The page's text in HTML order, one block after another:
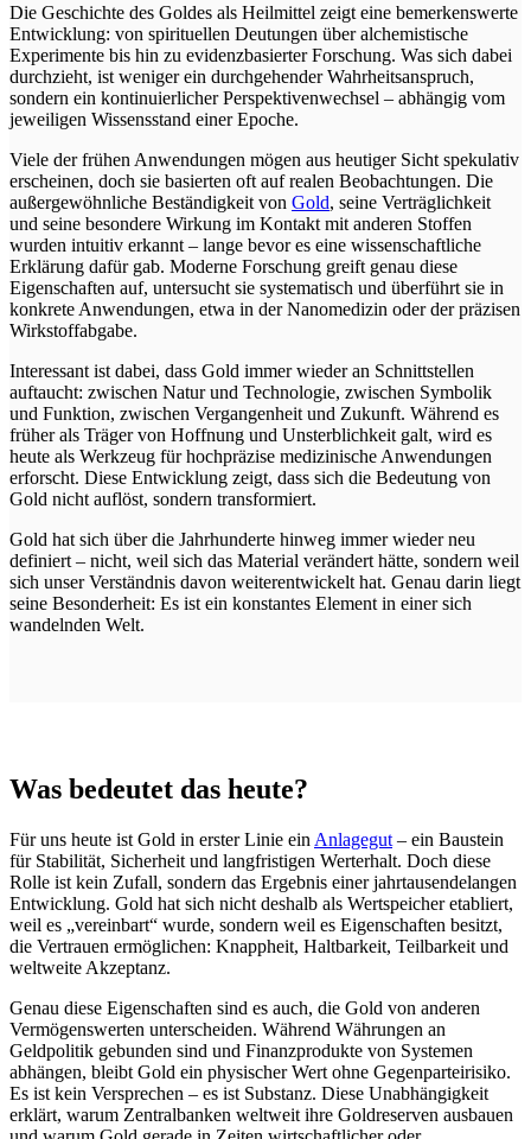
Die Geschichte des Goldes als Heilmittel zeigt eine bemerkenswerte
Entwicklung: von spirituellen Deutungen über alchemistische
Experimente bis hin zu evidenzbasierter Forschung. Was sich dabei
durchzieht, ist weniger ein durchgehender Wahrheitsanspruch,
sondern ein kontinuierlicher Perspektivenwechsel – abhängig vom
jeweiligen Wissensstand einer Epoche.
Viele der frühen Anwendungen mögen aus heutiger Sicht spekulativ
erscheinen, doch sie basierten oft auf realen Beobachtungen. Die
außergewöhnliche Beständigkeit von Gold, seine Verträglichkeit
und seine besondere Wirkung im Kontakt mit anderen Stoffen
wurden intuitiv erkannt – lange bevor es eine wissenschaftliche
Erklärung dafür gab. Moderne Forschung greift genau diese
Eigenschaften auf, untersucht sie systematisch und überführt sie in
konkrete Anwendungen, etwa in der Nanomedizin oder der präzisen
Wirkstoffabgabe.
Interessant ist dabei, dass Gold immer wieder an Schnittstellen
auftaucht: zwischen Natur und Technologie, zwischen Symbolik
und Funktion, zwischen Vergangenheit und Zukunft. Während es
früher als Träger von Hoffnung und Unsterblichkeit galt, wird es
heute als Werkzeug für hochpräzise medizinische Anwendungen
erforscht. Diese Entwicklung zeigt, dass sich die Bedeutung von
Gold nicht auflöst, sondern transformiert.
Gold hat sich über die Jahrhunderte hinweg immer wieder neu
definiert – nicht, weil sich das Material verändert hätte, sondern weil
sich unser Verständnis davon weiterentwickelt hat. Genau darin liegt
seine Besonderheit: Es ist ein konstantes Element in einer sich
wandelnden Welt.
Was bedeutet das heute?
Für uns heute ist Gold in erster Linie ein Anlagegut – ein Baustein
für Stabilität, Sicherheit und langfristigen Werterhalt. Doch diese
Rolle ist kein Zufall, sondern das Ergebnis einer jahrtausendelangen
Entwicklung. Gold hat sich nicht deshalb als Wertspeicher etabliert,
weil es „vereinbart“ wurde, sondern weil es Eigenschaften besitzt,
die Vertrauen ermöglichen: Knappheit, Haltbarkeit, Teilbarkeit und
weltweite Akzeptanz.
Genau diese Eigenschaften sind es auch, die Gold von anderen
Vermögenswerten unterscheiden. Während Währungen an
Geldpolitik gebunden sind und Finanzprodukte von Systemen
abhängen, bleibt Gold ein physischer Wert ohne Gegenparteirisiko.
Es ist kein Versprechen – es ist Substanz. Diese Unabhängigkeit
erklärt, warum Zentralbanken weltweit ihre Goldreserven ausbauen